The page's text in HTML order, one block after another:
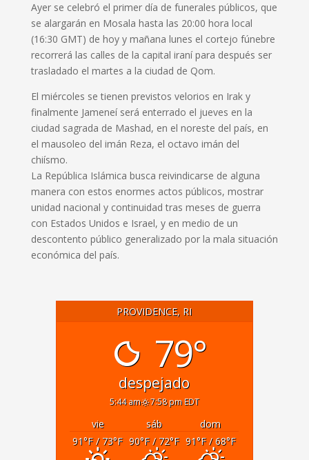
Ayer se celebró el primer día de funerales públicos, que
se alargarán en Mosala hasta las 20:00 hora local
(16:30 GMT) de hoy y mañana lunes el cortejo fúnebre
recorrerá las calles de la capital iraní para después ser
trasladado el martes a la ciudad de Qom.
El miércoles se tienen previstos velorios en Irak y
finalmente Jameneí será enterrado el jueves en la
ciudad sagrada de Mashad, en el noreste del país, en
el mausoleo del imán Reza, el octavo imán del
chiísmo.
La República Islámica busca reivindicarse de alguna
manera con estos enormes actos públicos, mostrar
unidad nacional y continuidad tras meses de guerra
con Estados Unidos e Israel, y en medio de un
descontento público generalizado por la mala situación
económica del país.
PROVIDENCE, RI
79°
despejado
5:44 am 7:58 pm EDT
vie sáb
dom
91°F/ 73°F 90°F/ 72°F 91°F/ 68°F